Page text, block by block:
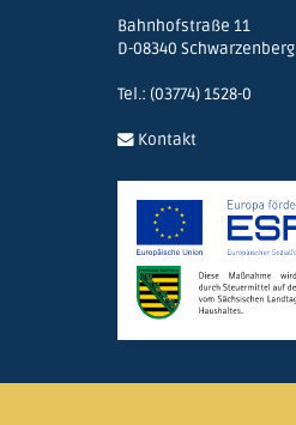
Bahnhofstraße 11
D-08340 Schwarzenberg
Tel.: (03774) 1528-0
Kontakt